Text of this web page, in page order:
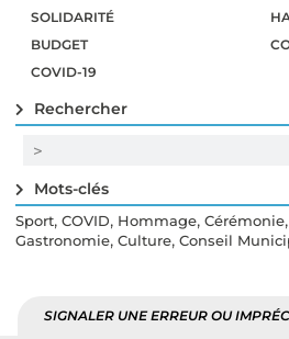
SOLIDARITÉ
BUDGET
COVID-19
Rechercher
Mots-clés
Sport, COVID, Hommage, Cérémonie,
Gastronomie, Culture, Conseil
SIGNALER UNE ERREUR OU